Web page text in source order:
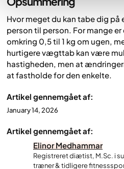
Hvor meget du kan tabe dig på
person til person. For mange
omkring 0,5 til 1 kg om ugen,
hurtigere vægttab kan være
hastigheden, men at
at fastholde for den enkelte.
Artikel gennemgået af:
January 14, 2026
Artikel gennemgået af:
Elinor Medhammar
Registreret diætist, M.Sc. i
træner & tidligere